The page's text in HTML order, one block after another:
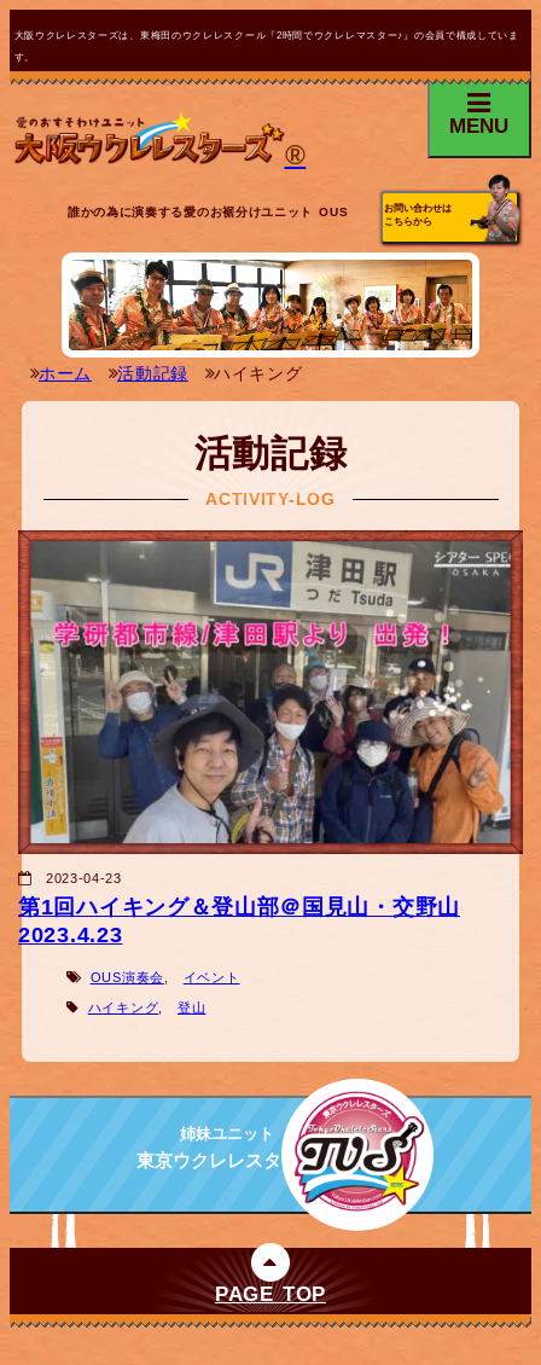
大阪ウクレレスターズは、東梅田のウクレレスクール『2時間でウクレレマスター♪』の会員で構成していま
す。
®
MENU
誰かの為に演奏する愛のお裾分けユニット OUS
お問い合わせは
こちらから
ホーム 活動記録 ハイキング
活動記録
ACTIVITY-LOG
2023-04-23
第1回ハイキング＆登山部＠国見山・交野山
2023.4.23
OUS演奏会 イベント
ハイキング 登山
姉妹ユニット
東京ウクレレスターズ
PAGE TOP